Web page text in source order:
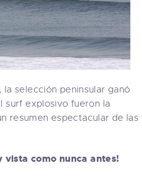
selección peninsular ganó
surf explosivo fueron la
resumen espectacular de las
vista como nunca antes!